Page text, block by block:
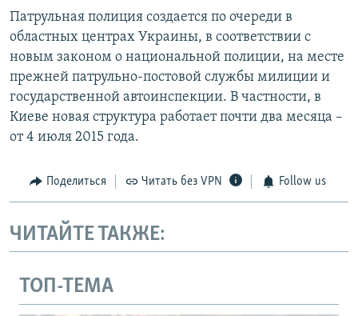
Патрульная полиция создается по очереди в
областных центрах Украины, в соответствии с
новым законом о национальной полиции, на месте
прежней патрульно-постовой службы милиции и
государственной автоинспекции. В частности, в
Киеве новая структура работает почти два месяца –
от 4 июля 2015 года.
Поделиться Читать без VPN Follow us
ЧИТАЙТЕ ТАКЖЕ:
ТОП-ТЕМА